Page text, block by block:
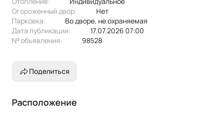
Огороженный двор:
Нет
Парковка:
во дворе, не охраняемая
Дата публикации:
17.07.2026 07:00
№ объявления:
98528
Поделиться
Расположение